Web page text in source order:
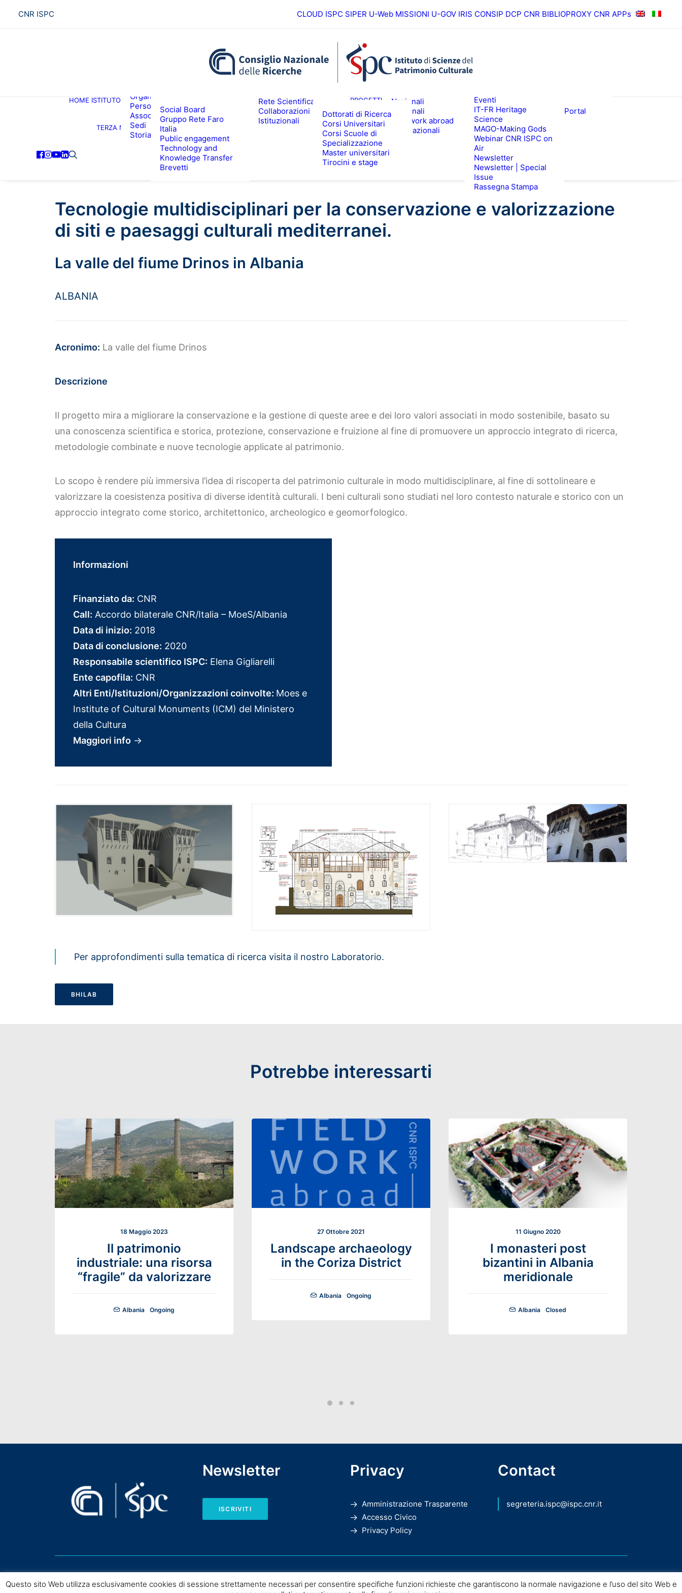
CNR ISPC CLOUD ISPC SIPER U-Web MISSIONI U-GOV IRIS CONSIP DCP CNR BIBLIOPROXY CNR APPs
HOME ISTITUTO
Organigramma
Personale
Associati ISPC
Sedi
Storia
Rete Scientifica
Collaborazioni
Istituzionali
PROGETTI
Nazionali
Regionali
Fieldwork abroad
Internazionali
RISULTATI
ISPC Open Portal
TERZA MISSIONE
Social Board
Gruppo Rete Faro
Italia
Public engagement
Technology and
Knowledge Transfer
Brevetti
Dottorati di Ricerca
Corsi Universitari
Corsi Scuole di
Specializzazione
Master universitari
Tirocini e stage
EVENTI & NEWS
Eventi
IT-FR Heritage
Science
MAGO-Making Gods
Webinar CNR ISPC on
Air
Newsletter
Newsletter | Special
Issue
Rassegna Stampa
Tecnologie multidisciplinari per la conservazione e valorizzazione
di siti e paesaggi culturali mediterranei.
La valle del fiume Drinos in Albania
ALBANIA
Acronimo: La valle del fiume Drinos
Descrizione
Il progetto mira a migliorare la conservazione e la gestione di queste aree e dei loro valori associati in modo sostenibile, basato su
una conoscenza scientifica e storica, protezione, conservazione e fruizione al fine di promuovere un approccio integrato di ricerca,
metodologie combinate e nuove tecnologie applicate al patrimonio.
Lo scopo è rendere più immersiva l’idea di riscoperta del patrimonio culturale in modo multidisciplinare, al fine di sottolineare e
valorizzare la coesistenza positiva di diverse identità culturali. I beni culturali sono studiati nel loro contesto naturale e storico con un
approccio integrato come storico, architettonico, archeologico e geomorfologico.
Informazioni
Finanziato da: CNR
Call: Accordo bilaterale CNR/Italia – MoeS/Albania
Data di inizio: 2018
Data di conclusione: 2020
Responsabile scientifico ISPC: Elena Gigliarelli
Ente capofila: CNR
Altri Enti/Istituzioni/Organizzazioni coinvolte: Moes e
Institute of Cultural Monuments (ICM) del Ministero
della Cultura
Maggiori info →
Per approfondimenti sulla tematica di ricerca visita il nostro Laboratorio.
BHILAB
Potrebbe interessarti
18 Maggio 2023
Il patrimonio
industriale: una risorsa
“fragile” da valorizzare
Albania Ongoing
27 Ottobre 2021
Landscape archaeology
in the Coriza District
Albania Ongoing
11 Giugno 2020
I monasteri post
bizantini in Albania
meridionale
Albania Closed
Newsletter
ISCRIVITI
Privacy
Amministrazione Trasparente
Accesso Civico
Privacy Policy
Contact
segreteria.ispc@ispc.cnr.it
Questo sito Web utilizza esclusivamente cookies di sessione strettamente necessari per consentire specifiche funzioni richieste che garantiscono la normale navigazione e l’uso del sito Web e